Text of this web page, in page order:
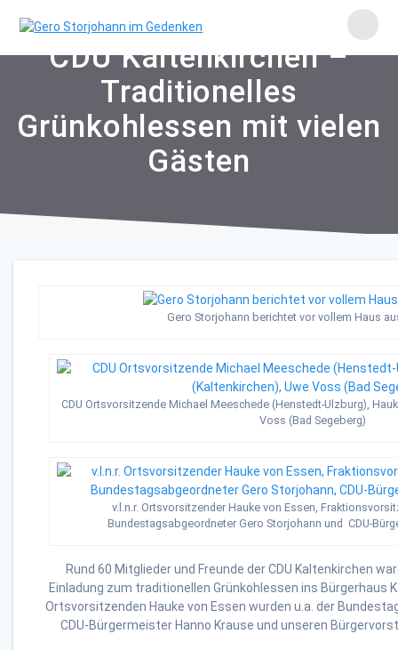
to
CDU Kaltenkirchen –
Traditionelles
Grünkohlessen mit vielen
Gästen
Gero Storjohann berichtet vor vollem Haus
CDU Ortsvorsitzende Michael Meeschede (Henstedt-Ulzburg),
Voss (Bad Segeberg)
v.l.n.r. Ortsvorsitzender Hauke von Essen,
Bundestagsabgeordneter Gero Storjohann und CDU-
Rund 60 Mitglieder und Freunde der CDU Kaltenkirchen
Einladung zum traditionellen Grünkohlessen ins Bürgerhaus
Ortsvorsitzenden Hauke von Essen wurden u.a. der
CDU-Bürgermeister Hanno Krause und unseren